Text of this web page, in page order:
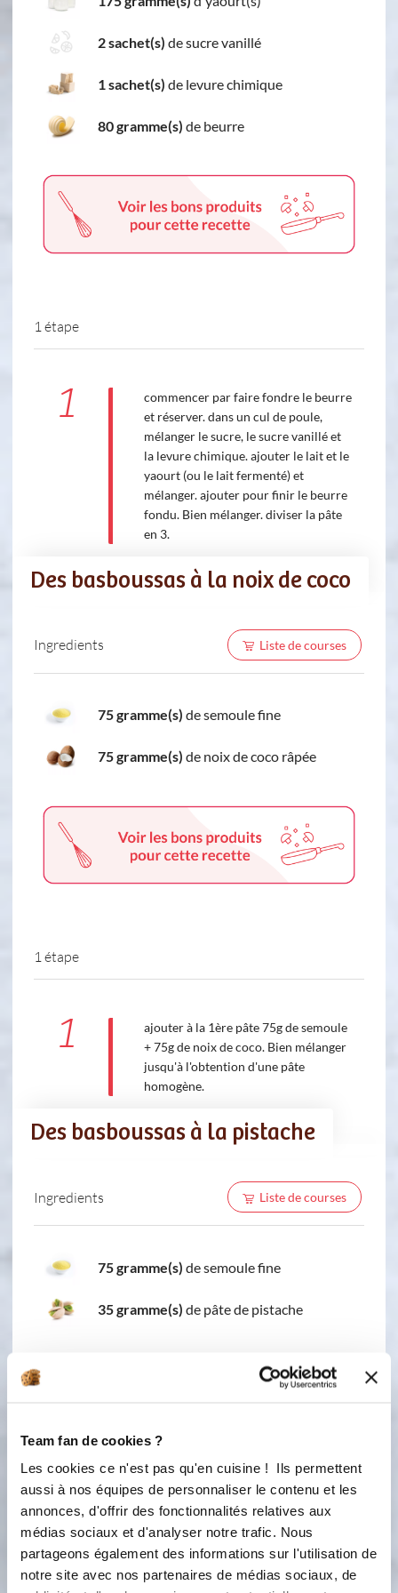
Team fan de cookies ?
Les cookies ce n'est pas qu'en cuisine ! Ils permettent
aussi à nos équipes de personnaliser le contenu et les
annonces, d'offrir des fonctionnalités relatives aux
médias sociaux et d'analyser notre trafic. Nous
partageons également des informations sur l'utilisation de
notre site avec nos partenaires de médias sociaux, de
2 sachet(s) de sucre vanillé
1 sachet(s) de levure chimique
80 gramme(s) de beurre
1 étape
1
commencer par faire fondre le beurre
et réserver. dans un cul de poule,
mélanger le sucre, le sucre vanillé et
la levure chimique. ajouter le lait et le
yaourt (ou le lait fermenté) et
mélanger. ajouter pour finir le beurre
fondu. Bien mélanger. diviser la pâte
en 3.
Des basboussas à la noix de coco
Ingredients Liste de courses
75 gramme(s) de semoule fine
75 gramme(s) de noix de coco râpée
1 étape
1
ajouter à la 1ère pâte 75g de semoule
+ 75g de noix de coco. Bien mélanger
jusqu'à l'obtention d'une pâte
homogène.
Des basboussas à la pistache
Ingredients Liste de courses
75 gramme(s) de semoule fine
35 gramme(s) de pâte de pistache
1 étape
ajouter à la seconde pâte 75g de